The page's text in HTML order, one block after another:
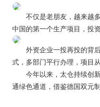
不仅是老朋友，越来越多
中国的第一个生产项目，投
外资企业一投再投的背后
式，多部门平行办理，项目
今年以来，太仓持续创新
通绿色通道，借鉴德国双元